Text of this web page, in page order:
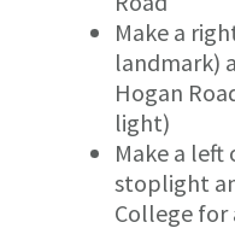
Make a
landmark)
Hogan
light)
Make a left
stoplight
College for